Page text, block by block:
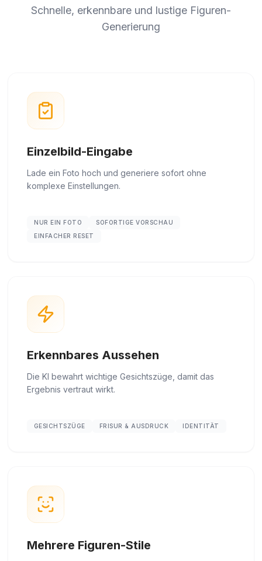
Schnelle, erkennbare und lustige Figuren-
Generierung
Einzelbild-Eingabe
Lade ein Foto hoch und generiere sofort ohne
komplexe Einstellungen.
NUR EIN FOTO
SOFORTIGE VORSCHAU
EINFACHER RESET
Erkennbares Aussehen
Die KI bewahrt wichtige Gesichtszüge, damit das
Ergebnis vertraut wirkt.
GESICHTSZÜGE FRISUR & AUSDRUCK IDENTITÄT
Mehrere Figuren-Stile